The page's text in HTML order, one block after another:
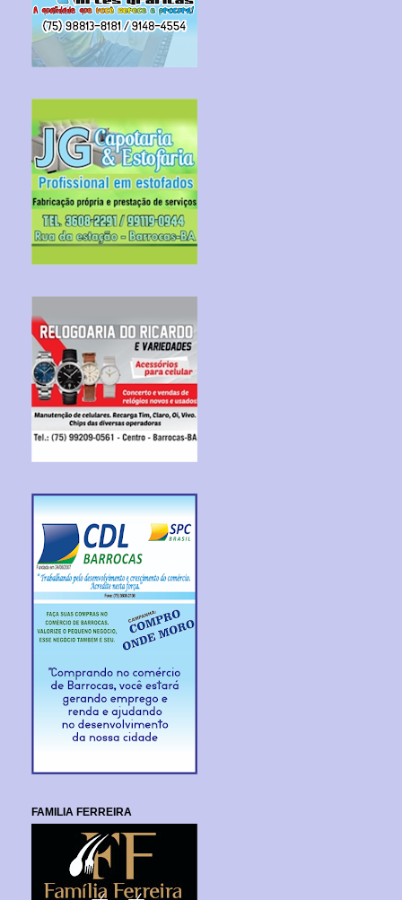
FAMILIA FERREIRA